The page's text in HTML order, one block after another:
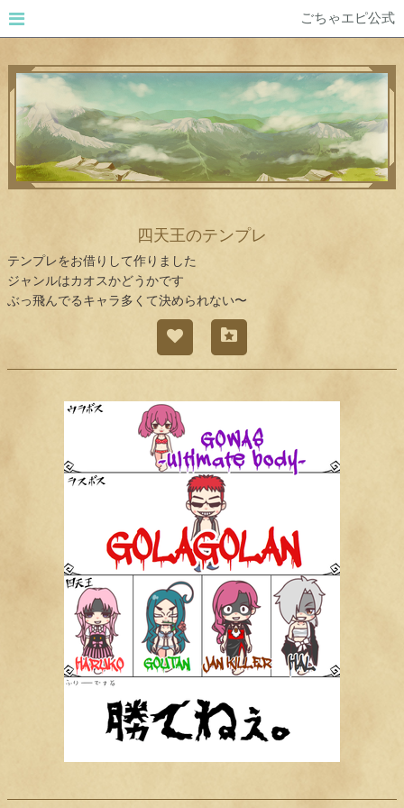
ごちゃエピ公式
四天王のテンプレ
テンプレをお借りして作りました
ジャンルはカオスかどうかです
ぶっ飛んでるキャラ多くて決められない〜